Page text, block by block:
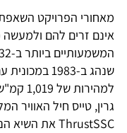
מאחורי הפרויקט
אינם זרים להם ולמעשה
ThrustSSC את השיא הנוכחי העומד של 1,221 קמ"ש.